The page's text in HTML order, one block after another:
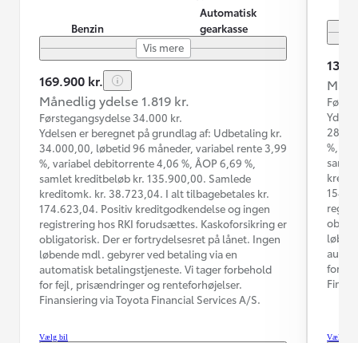
Benzin
Automatisk
gearkasse
Vis mere
169.900 kr.
Månedlig ydelse 1.819 kr.
Førstegangsydelse 34.000 kr.
Ydelsen er beregnet på grundlag af: Udbetaling kr.
34.000,00, løbetid 96 måneder, variabel rente 3,99
%, variabel debitorrente 4,06 %, ÅOP 6,69 %,
samlet kreditbeløb kr. 135.900,00. Samlede
kreditomk. kr. 38.723,04. I alt tilbagebetales kr.
174.623,04. Positiv kreditgodkendelse og ingen
registrering hos RKI forudsættes. Kaskoforsikring er
obligatorisk. Der er fortrydelsesret på lånet. Ingen
løbende mdl. gebyrer ved betaling via en
automatisk betalingstjeneste. Vi tager forbehold
for fejl, prisændringer og renteforhøjelser.
Finansiering via Toyota Financial Services A/S.
Vælg bil
%,
for
Vælg bil